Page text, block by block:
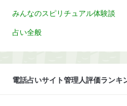
みんなのスピリチュアル体験談
占い全般
電話占いサイト管理人評価ランキ